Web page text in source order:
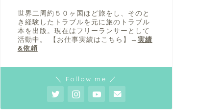
世界二周約５０ヶ国ほど旅をし、そのと
き経験したトラブルを元に旅のトラブル
本を出版。現在はフリーランサーとして
活動中。 【お仕事実績はこちら】→ 実績
&依頼
＼ Follow me ／